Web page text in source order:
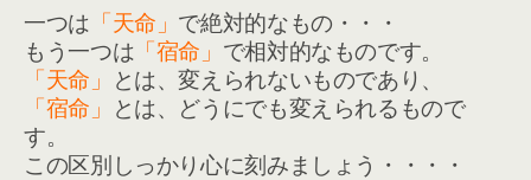
一つは 「天命」 で絶対的なもの・・・
もう一つは 「宿命」 で相対的なものです。
「天命」 とは、変えられないものであり、
「宿命」 とは、どうにでも変えられるもので
す。
この区別しっかり心に刻みましょう・・・・